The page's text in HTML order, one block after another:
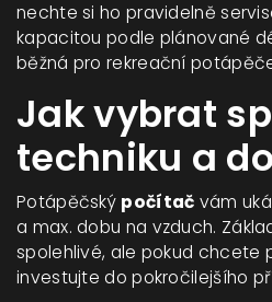
nechte si ho pravidelně
kapacitou podle plánované
běžná pro rekreační
Jak vybrat
techniku a
Potápěčský počítač vám
a max. dobu na vzduch.
spolehlivé, ale pokud chcete
investujte do pokročilejšího